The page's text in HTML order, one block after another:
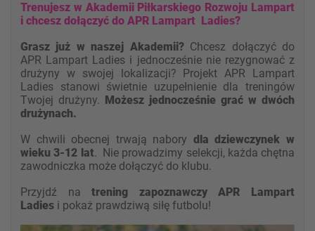
Trenujesz w Akademii Piłkarskiego Rozwoju Lampart
i chcesz dołączyć do APR Lampart Ladies?
Grasz już w naszej Akademii?Chcesz dołączyć do
APR Lampart Ladies i jednocześnie nie rezygnować z
drużyny w swojej lokalizacji? Projekt APR Lampart
Ladies stanowi świetnie uzupełnienie dla treningów
Twojej drużyny. Możesz jednocześnie grać w dwóch
drużynach.
W chwili obecnej trwają nabory dla dziewczynek w
wieku 3-12 lat. Nie prowadzimy selekcji, każda chętna
zawodniczka może dołączyć do klubu.
Przyjdź natrening zapoznawczy
APR Lampart
Ladies i pokaż prawdziwą siłę futbolu!